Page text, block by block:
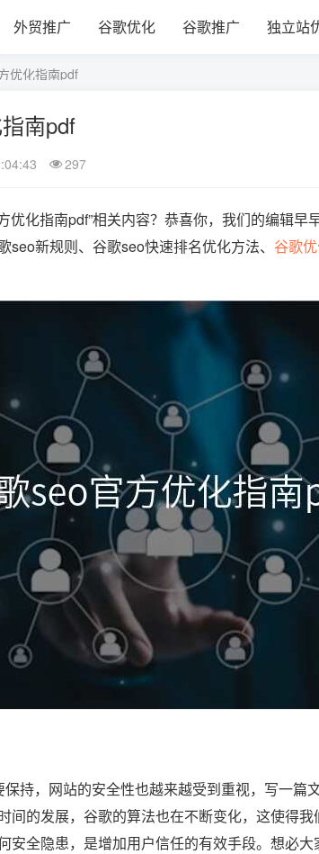
外贸推广 谷歌优化 谷歌推广 独立站
优化指南pdf
南pdf
297
优化指南pdf”相关内容？恭喜你，我们的编辑早
seo新规则、谷歌seo快速排名优化方法、 谷歌
持，网站的安全性也越来越受到重视，写一篇
间的发展，谷歌的算法也在不断变化，这使得
安全隐患，是增加用户信任的有效手段。想必